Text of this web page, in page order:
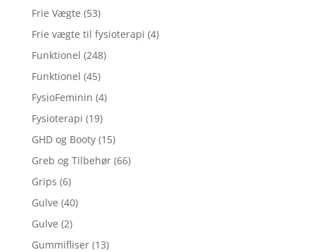
Frie Vægte (53)
Frie vægte til fysioterapi (4)
Funktionel (248)
Funktionel (45)
FysioFeminin (4)
Fysioterapi (19)
GHD og Booty (15)
Greb og Tilbehør (66)
Grips (6)
Gulve (40)
Gulve (2)
Gummifliser (13)